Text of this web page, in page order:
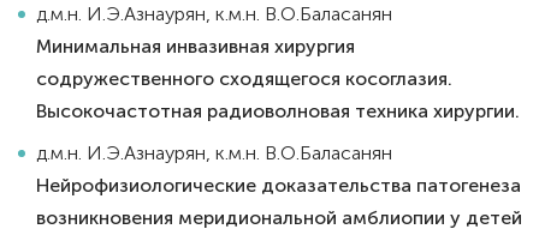
д.м.н. И.Э.Азнаурян, к.м.н. В.О.Баласанян
Минимальная инвазивная хирургия
содружественного сходящегося косоглазия.
Высокочастотная радиоволновая техника хирургии.
д.м.н. И.Э.Азнаурян, к.м.н. В.О.Баласанян
Нейрофизиологические доказательства патогенеза
возникновения меридиональной амблиопии у детей